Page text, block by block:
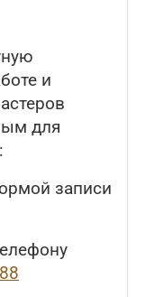
и
для
записи